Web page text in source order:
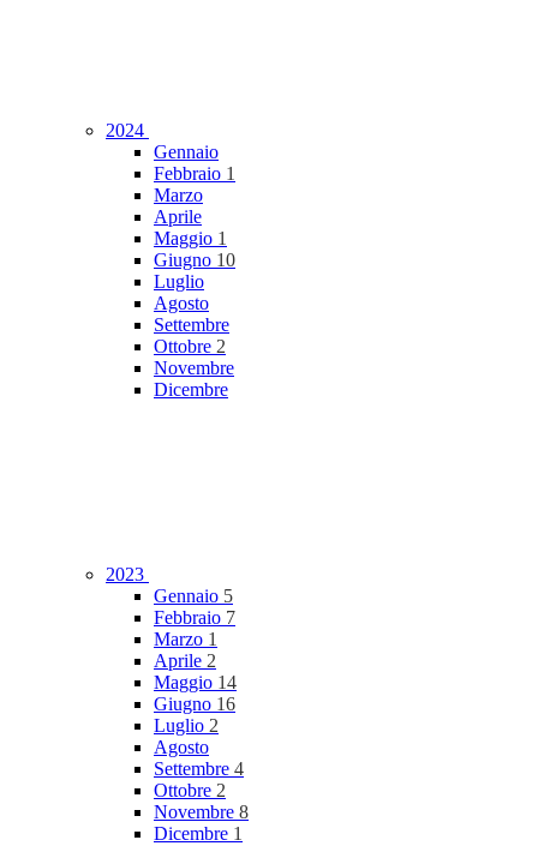
2024
Gennaio
Febbraio 1
Marzo
Aprile
Maggio 1
Giugno 10
Luglio
Agosto
Settembre
Ottobre 2
Novembre
Dicembre
2023
Gennaio 5
Febbraio 7
Marzo 1
Aprile 2
Maggio 14
Giugno 16
Luglio 2
Agosto
Settembre 4
Ottobre 2
Novembre 8
Dicembre 1